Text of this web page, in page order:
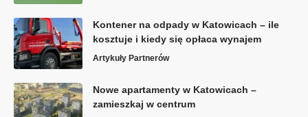
Kontener na odpady w Katowicach – ile
kosztuje i kiedy się opłaca wynajem
Artykuły Partnerów
Nowe apartamenty w Katowicach –
zamieszkaj w centrum